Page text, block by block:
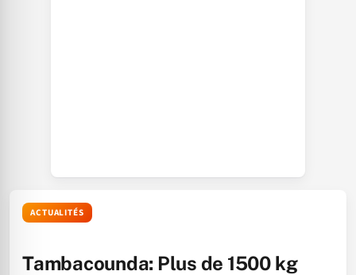
ACTUALITÉS
Tambacounda: Plus de 1500 kg